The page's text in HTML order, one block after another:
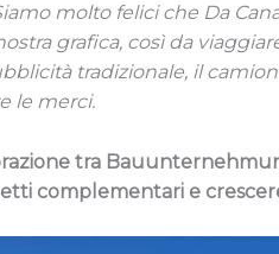
molto felici che Da
grafica, così da
tradizionale, il
le merci.
tra
complementari e